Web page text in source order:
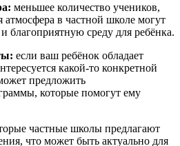
меньшее количество учеников,
атмосфера в частной школе могут
благоприятную среду для ребёнка.
если ваш ребёнок обладает
какой-то конкретной
предложить
которые помогут ему
частные школы предлагают
что может быть актуально для